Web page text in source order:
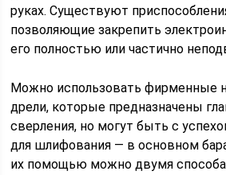
руках. Существуют
позволяющие закрепить
его полностью или частично
Можно использовать фирменные
дрели, которые предназначены
сверления, но могут быть с
для шлифования — в основном
их помощью можно двумя